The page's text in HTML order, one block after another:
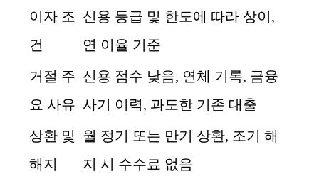
이자 조
건
신용 등급 및 한도에 따라 상이,
연 이율 기준
거절 주
요 사유
신용 점수 낮음, 연체 기록, 금융
사기 이력, 과도한 기존 대출
상환 및
해지
월 정기 또는 만기 상환, 조기 해
지 시 수수료 없음